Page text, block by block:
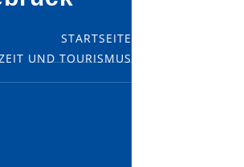
STARTSEITE
UND TOURISMUS